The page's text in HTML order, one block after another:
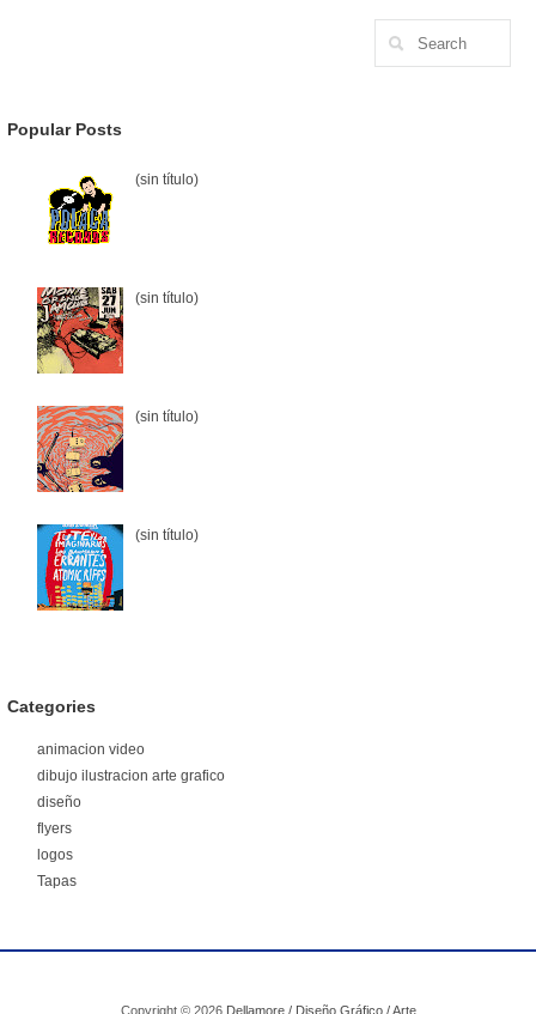
Popular Posts
(sin título)
(sin título)
(sin título)
(sin título)
Categories
animacion video
dibujo ilustracion arte grafico
diseño
flyers
logos
Tapas
Copyright © 2026 Dellamore / Diseño Gráfico / Arte